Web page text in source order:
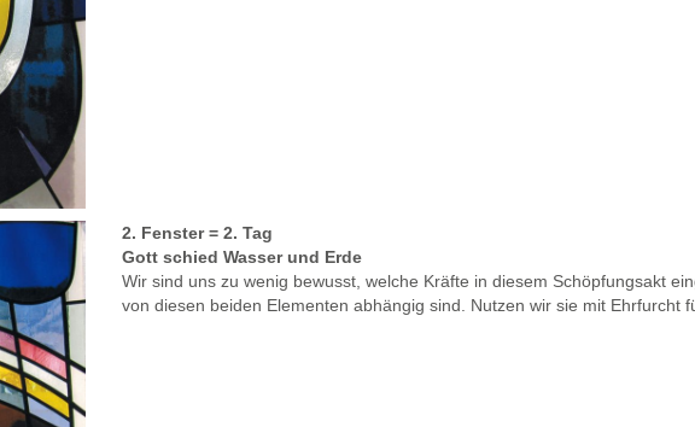
2. Fenster = 2. Tag
Gott schied Wasser und Erde
Wir sind uns zu wenig bewusst, welche Kräfte in diesem Schöpfungsakt
von diesen beiden Elementen abhängig sind. Nutzen wir sie mit Ehrfurcht